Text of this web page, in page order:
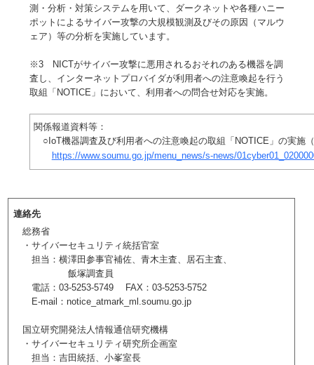
測・分析・対策システムを用いて、ダークネットや各種ハニー
ポットによるサイバー攻撃の大規模観測及びその原因（マルウ
ェア）等の分析を実施しています。
※3 NICTがサイバー攻撃に悪用されるおそれのある機器を調
査し、インターネットプロバイダが利用者への注意喚起を行う
取組「NOTICE」において、利用者への問合せ対応を実施。
関係報道資料等：
○IoT機器調査及び利用者への注意喚起の取組「NOTICE」の実施
https://www.soumu.go.jp/menu_news/s-news/
連絡先
総務省
・サイバーセキュリティ統括官室
担当：横澤田参事官補佐、青木主査、居石主査、
飯塚調査員
電話：03-5253-5749 FAX：03-5253-5752
E-mail：notice_atmark_ml.soumu.go.jp
国立研究開発法人情報通信研究機構
・サイバーセキュリティ研究所企画室
担当：吉田統括、小峯室長